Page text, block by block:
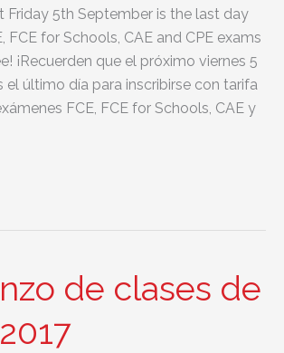
Friday 5th September is the last day
FCE for Schools, CAE and CPE exams
¡Recuerden que el próximo viernes 5
el último día para inscribirse con tarifa
FCE, FCE for Schools, CAE y
de clases de